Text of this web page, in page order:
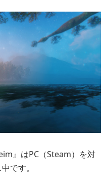
』はPC（Steam）を対
です。